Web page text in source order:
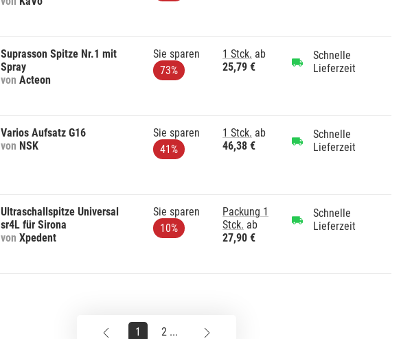
Suprasson Spitze Nr.1 mit
Spray
von Acteon
Sie sparen
73%
1 Stck. ab
25,79 €
Schnelle
Lieferzeit
Varios Aufsatz G16
von NSK
Sie sparen
41%
1 Stck. ab
46,38 €
Schnelle
Lieferzeit
Ultraschallspitze Universal
sr4L für Sirona
von Xpedent
Sie sparen
10%
Packung 1
Stck. ab
27,90 €
Schnelle
Lieferzeit
1 2 ...